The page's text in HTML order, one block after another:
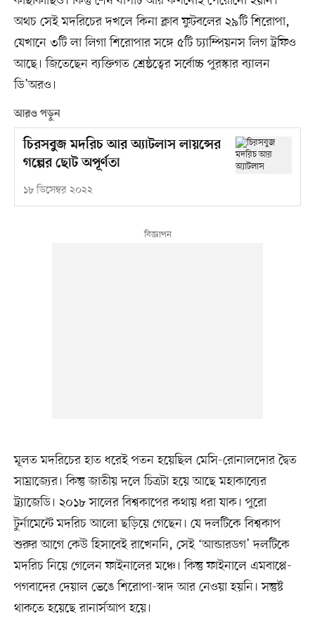
অথচ সেই মদরিচের দখলে কিনা ক্লাব ফুটবলের ২৯টি শিরোপা,
যেখানে ৩টি লা লিগা শিরোপার সঙ্গে ৫টি চ্যাম্পিয়নস লিগ ট্রফিও
আছে। জিতেছেন ব্যক্তিগত শ্রেষ্ঠত্বের সর্বোচ্চ পুরস্কার ব্যালন
ডি’অরও।
আরও পড়ুন
চিরসবুজ মদরিচ আর অ্যাটলাস লায়ন্সের
গল্পের ছোট অপূর্ণতা
১৮ ডিসেম্বর ২০২২
মূলত মদরিচের হাত ধরেই পতন হয়েছিল মেসি-রোনালদোর দ্বৈত
সাম্রাজ্যের। কিন্তু জাতীয় দলে চিত্রটা হয়ে আছে মহাকাব্যের
ট্র্যাজেডি। ২০১৮ সালের বিশ্বকাপের কথায় ধরা যাক। পুরো
টুর্নামেন্টে মদরিচ আলো ছড়িয়ে গেছেন। যে দলটিকে বিশ্বকাপ
শুরুর আগে কেউ হিসাবেই রাখেননি, সেই ‘আন্ডারডগ’ দলটিকে
মদরিচ নিয়ে গেলেন ফাইনালের মঞ্চে। কিন্তু ফাইনালে এমবাপ্পে-
পগবাদের দেয়াল ভেঙে শিরোপা-স্বাদ আর নেওয়া হয়নি। সন্তুষ্ট
থাকতে হয়েছে রানার্সআপ হয়ে।